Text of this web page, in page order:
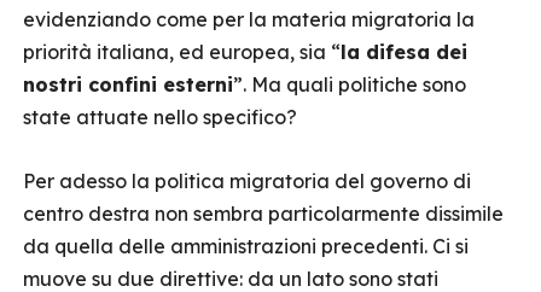
evidenziando come per la materia migratoria la
priorità italiana, ed europea, sia “la difesa dei
nostri confini esterni”. Ma quali politiche sono
state attuate nello specifico?
Per adesso la politica migratoria del governo di
centro destra non sembra particolarmente dissimile
da quella delle amministrazioni precedenti. Ci si
muove su due direttive: da un lato sono stati